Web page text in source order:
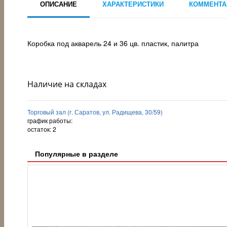
ОПИСАНИЕ ХАРАКТЕРИСТИКИ
Коробка под акварель 24 и 36 цв. пластик, палитра
Наличие на складах
Торговый зал (г. Саратов, ул. Радищева, 30/59)
график работы:
остаток:2
Популярные в разделе